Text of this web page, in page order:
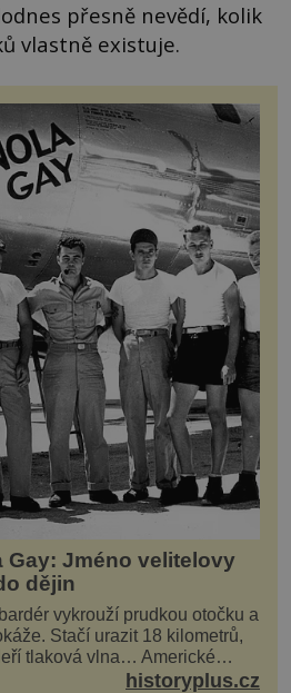
přesně nevědí, kolik
vlastně existuje.
Gay: Jméno velitelovy
dějin
vykrouží prudkou otočku a
Stačí urazit 18 kilometrů,
tlaková vlna… Americké
jadernou bombu ...historyplus.cz